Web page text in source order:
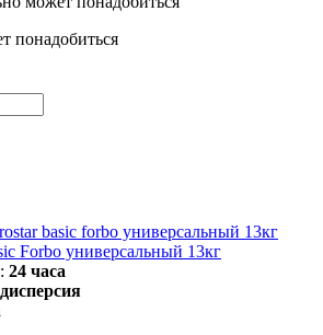
понадобиться
Forbo универсальный 13кг
24 часа